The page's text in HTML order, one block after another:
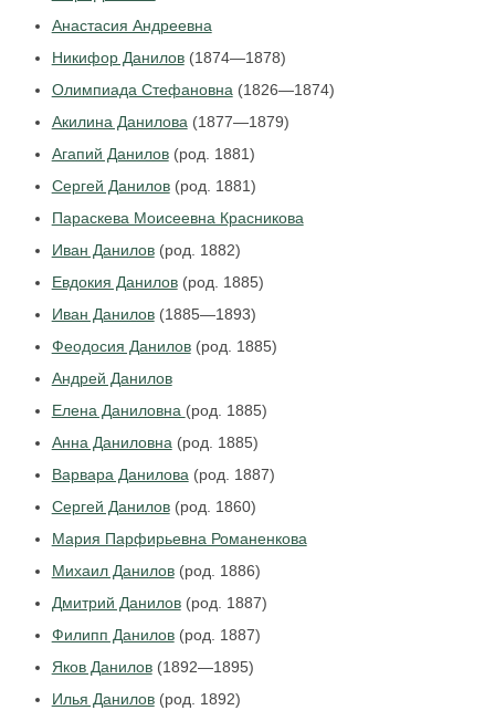
Анастасия Андреевна
Никифор Данилов(1874—1878)
Олимпиада Стефановна(1826—1874)
Акилина Данилова(1877—1879)
Агапий Данилов(род. 1881)
Сергей Данилов(род. 1881)
Параскева Моисеевна Красникова
Иван Данилов(род. 1882)
Евдокия Данилов(род. 1885)
Иван Данилов(1885—1893)
Феодосия Данилов(род. 1885)
Андрей Данилов
Елена Даниловна (род. 1885)
Анна Даниловна(род. 1885)
Варвара Данилова(род. 1887)
Сергей Данилов(род. 1860)
Мария Парфирьевна Романенкова
Михаил Данилов(род. 1886)
Дмитрий Данилов(род. 1887)
Филипп Данилов(род. 1887)
Яков Данилов(1892—1895)
Илья Данилов(род. 1892)